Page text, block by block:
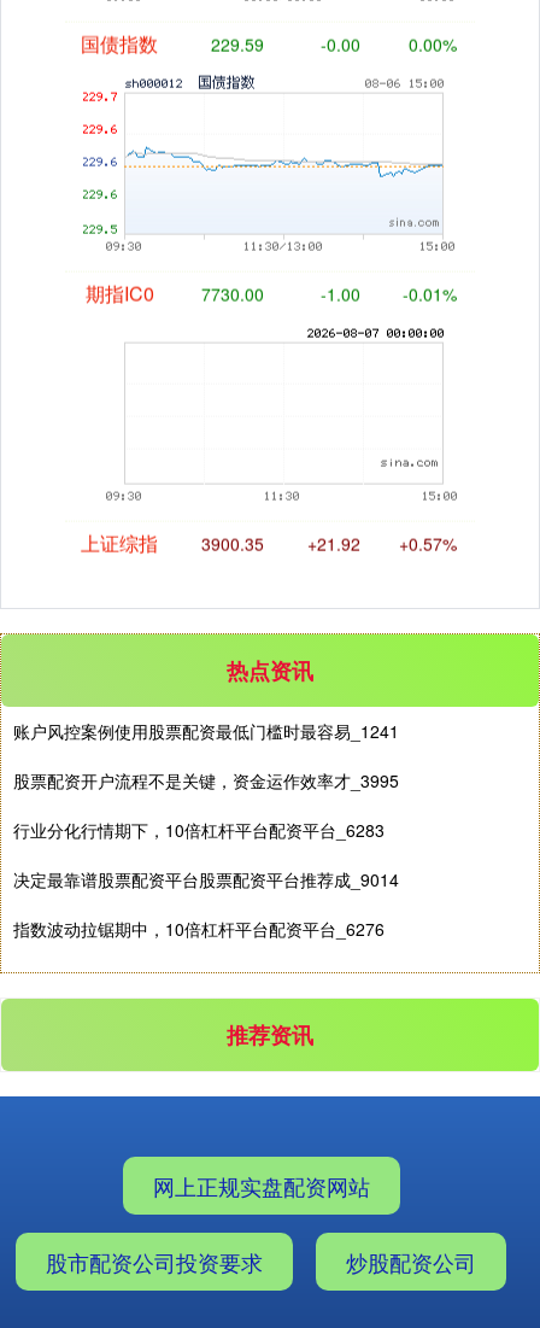
国债指数
期指IC0
上证综指
热点资讯
账户风控案例使用股票配资最低门槛时最容易_1241
股票配资开户流程不是关键，资金运作效率才_3995
行业分化行情期下，10倍杠杆平台配资平台_6283
决定最靠谱股票配资平台股票配资平台推荐成_9014
指数波动拉锯期中，10倍杠杆平台配资平台_6276
推荐资讯
网上正规实盘配资网站
股市配资公司投资要求 炒股配资公司